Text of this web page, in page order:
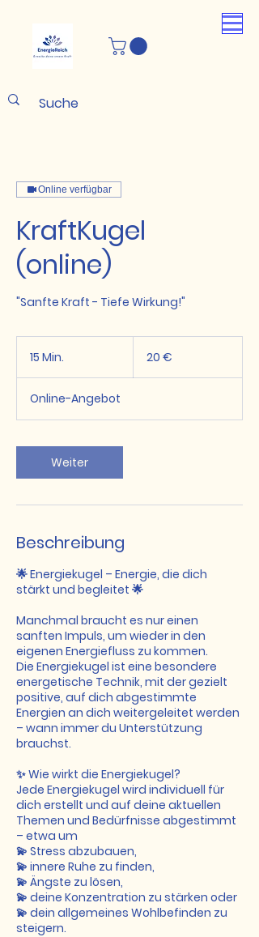
Online verfügbar
KraftKugel
(online)
"Sanfte Kraft - Tiefe Wirkung!"
15 Min.
i
n
20 €
Online-Angebot
Weiter
Beschreibung
🌟 Energiekugel – Energie, die dich
stärkt und begleitet 🌟
Manchmal braucht es nur einen
sanften Impuls, um wieder in den
eigenen Energiefluss zu kommen.
Die Energiekugel ist eine besondere
energetische Technik, mit der gezielt
positive, auf dich abgestimmte
Energien an dich weitergeleitet werden
– wann immer du Unterstützung
brauchst.
✨ Wie wirkt die Energiekugel?
Jede Energiekugel wird individuell für
dich erstellt und auf deine aktuellen
Themen und Bedürfnisse abgestimmt
– etwa um
💫 Stress abzubauen,
💫 innere Ruhe zu finden,
💫 Ängste zu lösen,
💫 deine Konzentration zu stärken oder
💫 dein allgemeines Wohlbefinden zu
steigern.